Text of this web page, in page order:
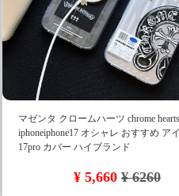
マゼンタ クロームハーツ chrome
iphoneiphone17 オシャレ おすすめ ア
17pro カバー ハイブランド
¥ 5,660¥ 6260